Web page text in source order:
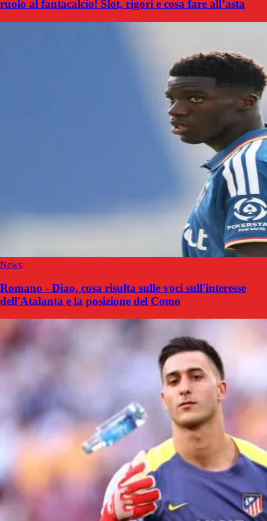
ruolo al fantacalcio! Slot, rigori e cosa fare all’asta
News
Romano - Diao, cosa risulta sulle voci sull'interesse
dell'Atalanta e la posizione del Como